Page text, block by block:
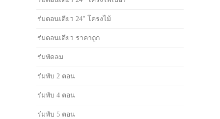
ร่มตอนเดียว 24" โครงไม้
ร่มตอนเดียว ราคาถูก
ร่มพัดลม
ร่มพับ 2 ตอน
ร่มพับ 4 ตอน
ร่มพับ 5 ตอน